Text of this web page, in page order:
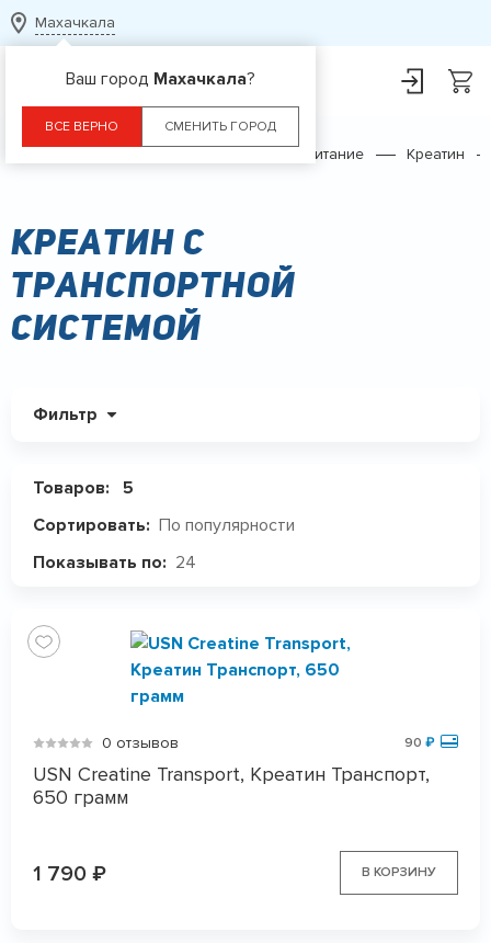
Махачкала
Ваш город Махачкала?
ВСЕ ВЕРНО СМЕНИТЬ ГОРОД
Спортивное питание Креатин
Креатин с
транспортной
системой
Фильтр
Товаров:
5
Сортировать: По популярности
Показывать по: 24
0 отзывов 90 ₽
USN Creatine Transport, Креатин Транспорт,
650 грамм
1 790 ₽ В КОРЗИНУ